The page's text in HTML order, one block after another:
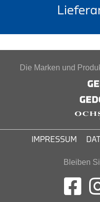
Die Marken und
IMPRESSUM
Bleiben